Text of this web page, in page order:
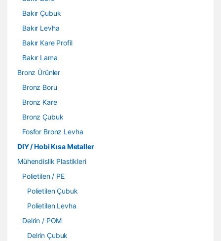
Bakır Çubuk
Bakır Levha
Bakır Kare Profil
Bakır Lama
Bronz Ürünler
Bronz Boru
Bronz Kare
Bronz Çubuk
Fosfor Bronz Levha
DIY / Hobi Kısa Metaller
Mühendislik Plastikleri
Polietilen / PE
Polietilen Çubuk
Polietilen Levha
Delrin / POM
Delrin Çubuk